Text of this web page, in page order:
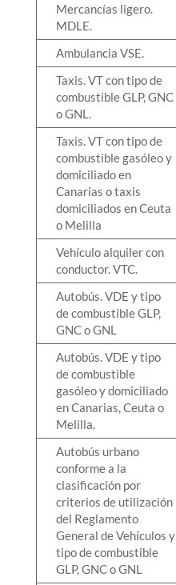
Mercancías ligero.
MDLE.
Ambulancia VSE.
Taxis. VT con tipo de
combustible GLP, GNC
o GNL.
Taxis. VT con tipo de
combustible gasóleo y
domiciliado en
Canarias o taxis
domiciliados en Ceuta
o Melilla
Vehículo alquiler con
conductor. VTC.
Autobús. VDE y tipo
de combustible GLP,
GNC o GNL
Autobús. VDE y tipo
de combustible
gasóleo y domiciliado
en Canarias, Ceuta o
Melilla.
Autobús urbano
conforme a la
clasificación por
criterios de utilización
del Reglamento
General de Vehículos y
tipo de combustible
GLP, GNC o GNL